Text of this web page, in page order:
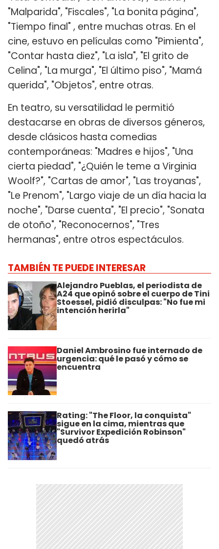
"Malparida", "Fiscales", "La bonita página",
"Tiempo final" , entre muchas otras. En el
cine, estuvo en películas como "Pimienta",
"Contar hasta diez", "La isla", "El grito de
Celina", "La murga", "El último piso", "Mamá
querida", "Objetos", entre otras.
En teatro, su versatilidad le permitió
destacarse en obras de diversos géneros,
desde clásicos hasta comedias
contemporáneas: "Madres e hijos", "Una
cierta piedad", "¿Quién le teme a Virginia
Woolf?", "Cartas de amor", "Las troyanas",
"Le Prenom", "Largo viaje de un día hacia la
noche", "Darse cuenta", "El precio", "Sonata
de otoño", "Reconocernos", "Tres
hermanas", entre otros espectáculos.
TAMBIÉN TE PUEDE INTERESAR
Alejandro Pueblas, el periodista de
A24 que opinó sobre el cuerpo de Tini
Stoessel, pidió disculpas: "No fue mi
intención herirla"
Daniel Ambrosino fue internado de
urgencia: qué le pasó y cómo se
encuentra
Rating: "The Floor, la conquista"
sigue en la cima, mientras que
"Survivor Expedición Robinson"
quedó atrás